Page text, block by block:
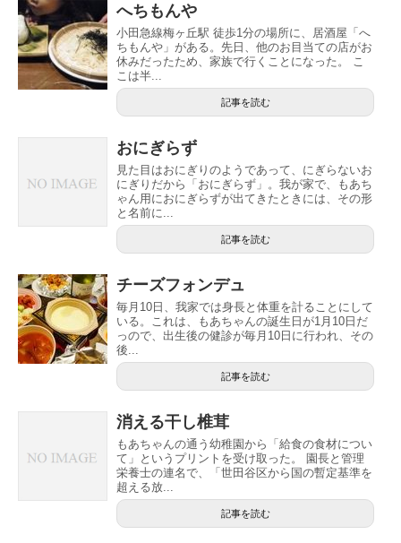
へちもんや
小田急線梅ヶ丘駅 徒歩1分の場所に、居酒屋「へ
ちもんや」がある。先日、他のお目当ての店がお
休みだったため、家族で行くことになった。 こ
こは半...
記事を読む
おにぎらず
見た目はおにぎりのようであって、にぎらないお
にぎりだから「おにぎらず」。我が家で、もあち
ゃん用におにぎらずが出てきたときには、その形
と名前に...
記事を読む
チーズフォンデュ
毎月10日、我家では身長と体重を計ることにして
いる。これは、もあちゃんの誕生日が1月10日だ
っので、出生後の健診が毎月10日に行われ、その
後...
記事を読む
消える干し椎茸
もあちゃんの通う幼稚園から「給食の食材につい
て」というプリントを受け取った。 園長と管理
栄養士の連名で、「世田谷区から国の暫定基準を
超える放...
記事を読む